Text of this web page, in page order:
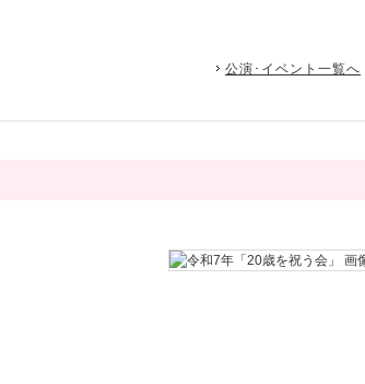
公演･イベント一覧へ